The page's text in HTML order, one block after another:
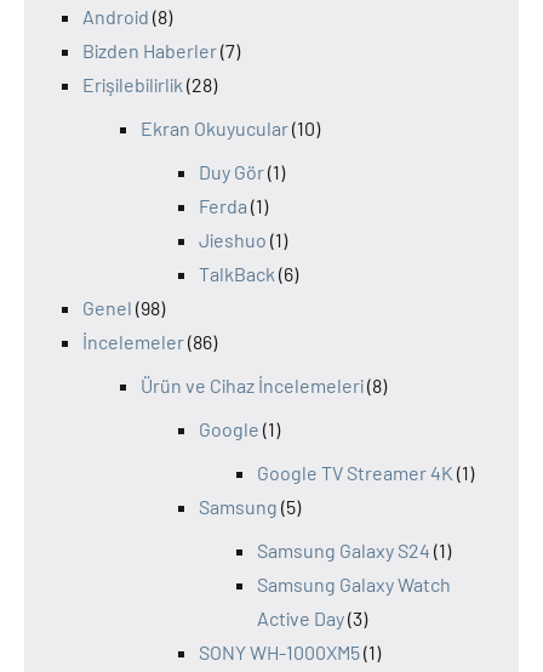
Android (8)
Bizden Haberler(7)
Erişilebilirlik (28)
Ekran Okuyucular(10)
Duy Gör(1)
Ferda (1)
Jieshuo (1)
TalkBack (6)
Genel (98)
İncelemeler(86)
Ürün ve Cihaz İncelemeleri(8)
Google (1)
Google TV Streamer 4K (1)
Samsung (5)
Samsung Galaxy S24 (1)
Samsung Galaxy Watch
Active Day(3)
SONY WH-1000XM5(1)